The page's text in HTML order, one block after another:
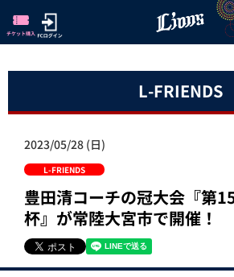
L-FRIENDS
2023/05/28 (日)
L-FRIENDS
豊田清コーチの冠大会『第
杯』が常陸大宮市で開催！